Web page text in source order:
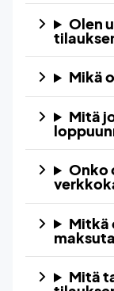
Olen
Mikä
Mitä
Onko
Mitkä
Mitä